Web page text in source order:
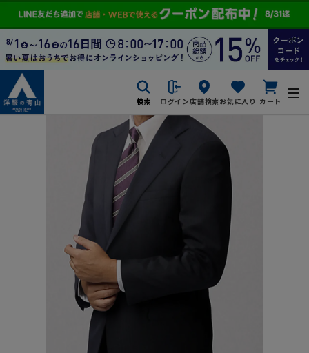
検索 ログイン店舗検索お気に入り カート